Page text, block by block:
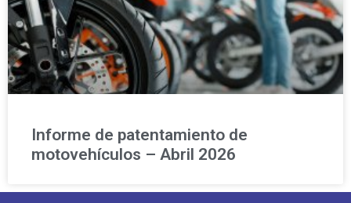
Informe de patentamiento de
motovehículos – Abril 2026